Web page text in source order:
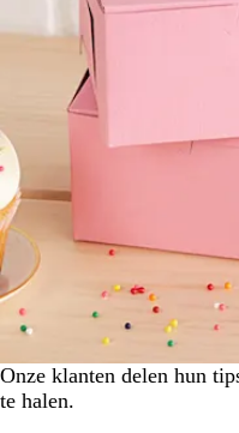
Onze klanten delen hun
te halen.